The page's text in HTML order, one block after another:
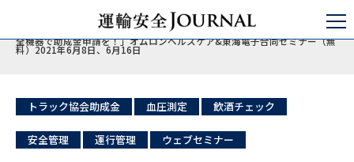
セミナ・コンサルティング
助成金特集セミナー「自分管理は、安全管理。血圧測定×飲酒チェック 安
全機器で助成金申請を！」オムロンヘルスケア&東海電子合同セミナー（無
料）2021年6月8日、6月16日
トラック協会助成金 血圧測定 飲酒チェック
安全管理 運行管理 ウェブセミナー